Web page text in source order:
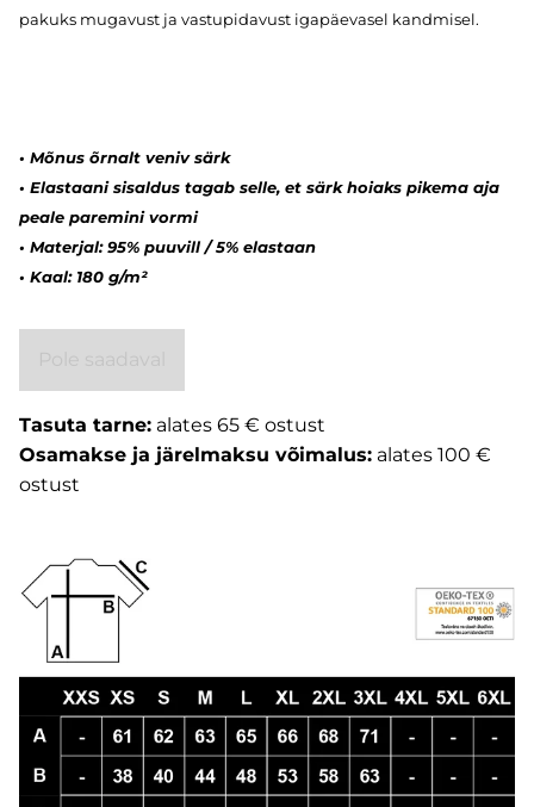
pakuks mugavust ja vastupidavust igapäevasel kandmisel.
• Mõnus õrnalt veniv särk
• Elastaani sisaldus tagab selle, et särk hoiaks pikema aja
peale paremini vormi
• Materjal: 95% puuvill / 5% elastaan
• Kaal: 180 g/m²
Tasuta tarne: alates 65 € ostust
Osamakse ja järelmaksu võimalus: alates 100 €
ostust